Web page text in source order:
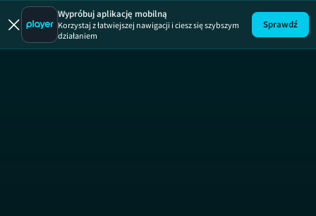
Wypróbuj aplikację mobilną
Korzystaj z łatwiejszej nawigacji i ciesz się szybszym
działaniem
Sprawdź